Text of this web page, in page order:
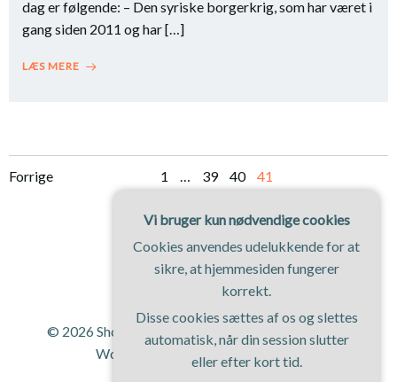
dag er følgende: – Den syriske borgerkrig, som har været i
gang siden 2011 og har […]
LÆS MERE
Navigation
Forrige
Navigation
indlæg
Side
1 … Side
39 Side
40 Side
41
© 2026 Shopping Magasinet. Bygget ved at bruge
WordPress og
ColibriWP Theme .
Vi bruger kun nødvendige cookies
Cookies anvendes udelukkende for at
sikre, at hjemmesiden fungerer
korrekt.
Disse cookies sættes af os og slettes
automatisk, når din session slutter
eller efter kort tid.